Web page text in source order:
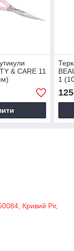
& CARE 11
1
125
Кривий Ріг,